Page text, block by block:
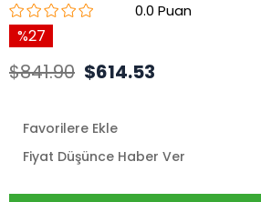
0.0
27
$841.90 $614.53
Favorilere Ekle
Fiyat Düşünce Haber Ver